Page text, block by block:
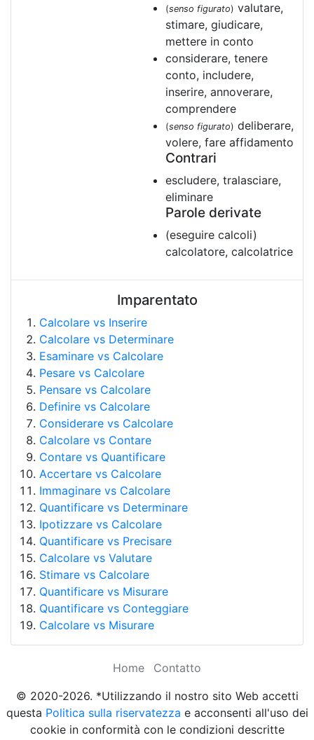
(senso figurato) valutare,
stimare, giudicare,
mettere in conto
considerare, tenere
conto, includere,
inserire, annoverare,
comprendere
(senso figurato) deliberare,
volere, fare affidamento
Contrari
escludere, tralasciare,
eliminare
Parole derivate
(eseguire calcoli)
calcolatore, calcolatrice
Imparentato
Calcolare vs Inserire
Calcolare vs Determinare
Esaminare vs Calcolare
Pesare vs Calcolare
Pensare vs Calcolare
Definire vs Calcolare
Considerare vs Calcolare
Calcolare vs Contare
Contare vs Quantificare
Accertare vs Calcolare
Immaginare vs Calcolare
Quantificare vs Determinare
Ipotizzare vs Calcolare
Quantificare vs Precisare
Calcolare vs Valutare
Stimare vs Calcolare
Quantificare vs Misurare
Quantificare vs Conteggiare
Calcolare vs Misurare
Home
Contatto
© 2020-2026. *Utilizzando il nostro sito Web accetti
questa Politica sulla riservatezza e acconsenti all'uso dei
cookie in conformità con le condizioni descritte